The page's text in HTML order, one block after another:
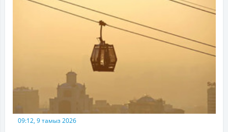
09:12, 9 тамыз 2026